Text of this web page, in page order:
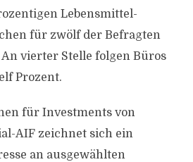
Lebensmittel-
für zwölf der Befragten
vierter Stelle folgen Büros
Prozent.
für Investments von
AIF zeichnet sich ein
an ausgewählten